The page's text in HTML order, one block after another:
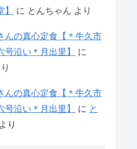
に とんちゃん より
んの真心定食【＊牛久市
号沿い＊月出里】
に
んの真心定食【＊牛久市
号沿い＊月出里】
に と
より